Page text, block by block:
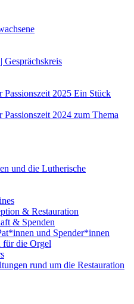
Gesprächskreis
Passionszeit 2025 Ein Stück
Passionszeit 2024 zum Thema
und die Lutherische
& Restauration
& Spenden
und Spender*innen
für die Orgel
rund um die Restauration